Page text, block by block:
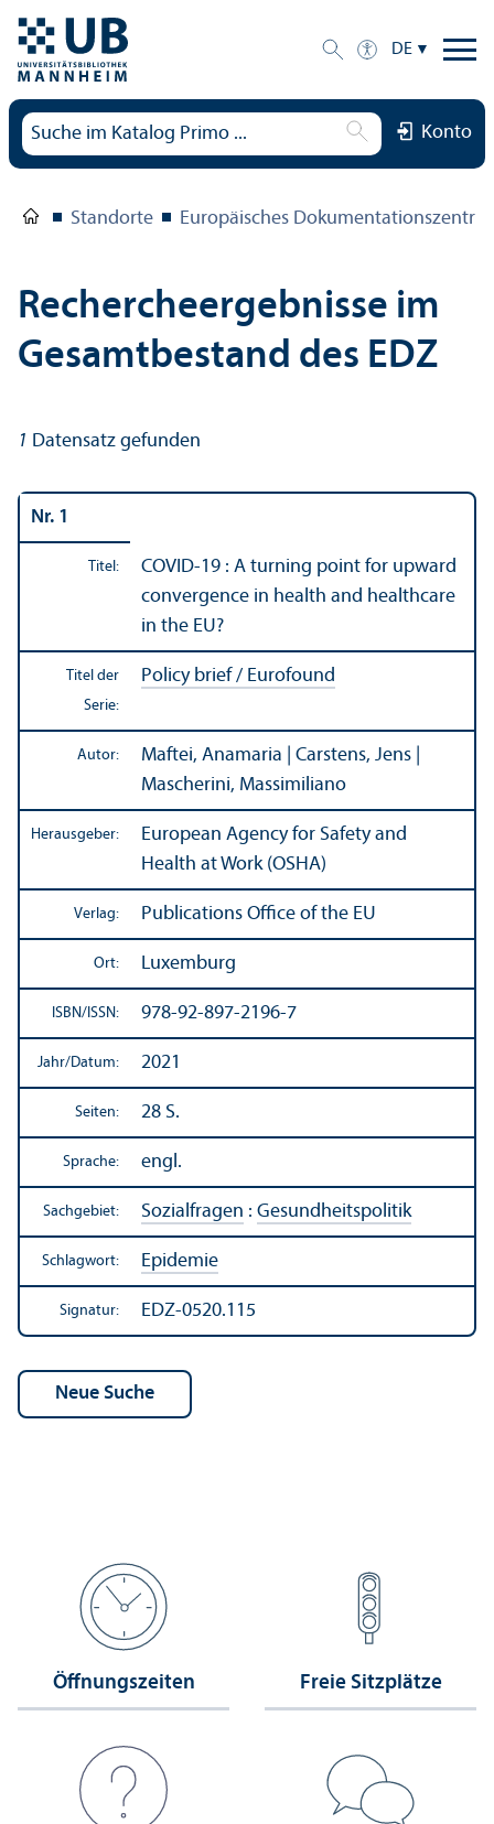
DE
Konto
Standorte Europäisches
Rechercheergebnisse im
Gesamtbestand des EDZ
1 Datensatz gefunden
Nr. 1
Titel:
COVID-19 : A turning point for upward
convergence in health and healthcare
in the EU?
Titel der
Serie:
Policy brief / Eurofound
Autor:
Maftei, Anamaria | Carstens, Jens |
Mascherini, Massimiliano
Herausgeber:
European Agency for Safety and
Health at Work (OSHA)
Verlag: Publications Office of the EU
Ort: Luxemburg
ISBN/ ISSN: 978-92-897-2196-7
Jahr/Datum: 2021
Seiten: 28 S.
Sprache: engl.
Sachgebiet: Sozialfragen : Gesundheits­politik
Schlagwort: Epidemie
Signatur: EDZ-0520.115
Öffnungs­zeiten Freie Sitzplätze